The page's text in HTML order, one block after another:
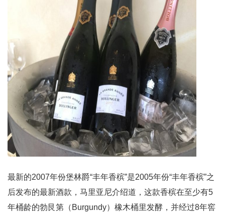
最新的2007年份堡林爵“丰年香槟”是2005年份“丰年香槟”之
后发布的最新酒款，马里亚尼介绍道，这款香槟在至少有5
年桶龄的勃艮第（Burgundy）橡木桶里发酵，并经过8年窖